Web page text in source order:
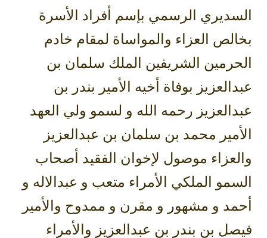
السديري الرسمي بإسم أفراد الأسرة
بخالص العزاء والمواساة لمقام خادم
الحرمين الشريفين الملك سلمان بن
عبدالعزيز بوفاة أخيه الأمير بندر بن
عبدالعزيز رحمه الله و لسمو ولي العهد
الأمير محمد بن سلمان بن عبدالعزيز
والعزاء موصول لإخوان الفقيد أصحاب
السمو الملكي الأمراء متعب و عبدالاله و
أحمد و مشهور و مقرن و ممدوح والأمير
فيصل بن بندر بن عبدالعزيز والأمراء